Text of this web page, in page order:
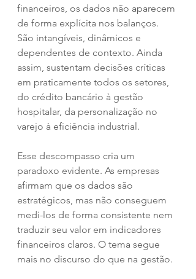
financeiros, os dados não aparecem
de forma explícita nos balanços.
São intangíveis, dinâmicos e
dependentes de contexto. Ainda
assim, sustentam decisões críticas
em praticamente todos os setores,
do crédito bancário à gestão
hospitalar, da personalização no
varejo à eficiência industrial.
Esse descompasso cria um
paradoxo evidente. As empresas
afirmam que os dados são
estratégicos, mas não conseguem
medi-los de forma consistente nem
traduzir seu valor em indicadores
financeiros claros. O tema segue
mais no discurso do que na gestão.